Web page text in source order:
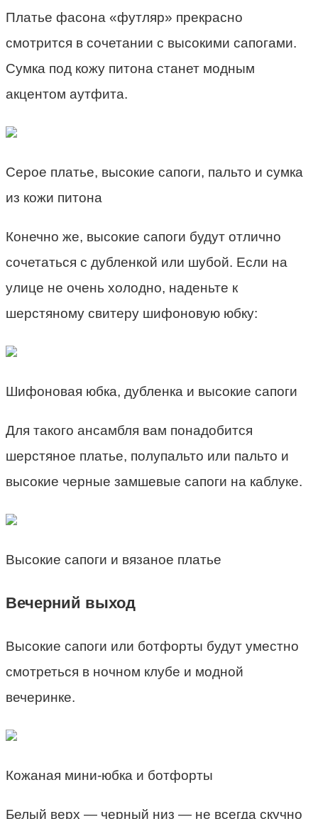
Платье фасона «футляр» прекрасно
смотрится в сочетании с высокими сапогами.
Сумка под кожу питона станет модным
акцентом аутфита.
Серое платье, высокие сапоги, пальто и сумка
из кожи питона
Конечно же, высокие сапоги будут отлично
сочетаться с дубленкой или шубой. Если на
улице не очень холодно, наденьте к
шерстяному свитеру шифоновую юбку:
Шифоновая юбка, дубленка и высокие сапоги
Для такого ансамбля вам понадобится
шерстяное платье, полупальто или пальто и
высокие черные замшевые сапоги на каблуке.
Высокие сапоги и вязаное платье
Вечерний выход
Высокие сапоги или ботфорты будут уместно
смотреться в ночном клубе и модной
вечеринке.
Кожаная мини-юбка и ботфорты
Белый верх — черный низ — не всегда скучно